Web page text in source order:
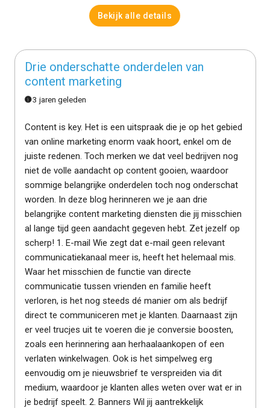
Bekijk alle details
Drie onderschatte onderdelen van
content marketing
3 jaren geleden
Content is key. Het is een uitspraak die je op het gebied
van online marketing enorm vaak hoort, enkel om de
juiste redenen. Toch merken we dat veel bedrijven nog
niet de volle aandacht op content gooien, waardoor
sommige belangrijke onderdelen toch nog onderschat
worden. In deze blog herinneren we je aan drie
belangrijke content marketing diensten die jij misschien
al lange tijd geen aandacht gegeven hebt. Zet jezelf op
scherp! 1. E-mail Wie zegt dat e-mail geen relevant
communicatiekanaal meer is, heeft het helemaal mis.
Waar het misschien de functie van directe
communicatie tussen vrienden en familie heeft
verloren, is het nog steeds dé manier om als bedrijf
direct te communiceren met je klanten. Daarnaast zijn
er veel trucjes uit te voeren die je conversie boosten,
zoals een herinnering aan herhaalaankopen of een
verlaten winkelwagen. Ook is het simpelweg erg
eenvoudig om je nieuwsbrief te verspreiden via dit
medium, waardoor je klanten alles weten over wat er in
je bedrijf speelt. 2. Banners Wil jij aantrekkelijk